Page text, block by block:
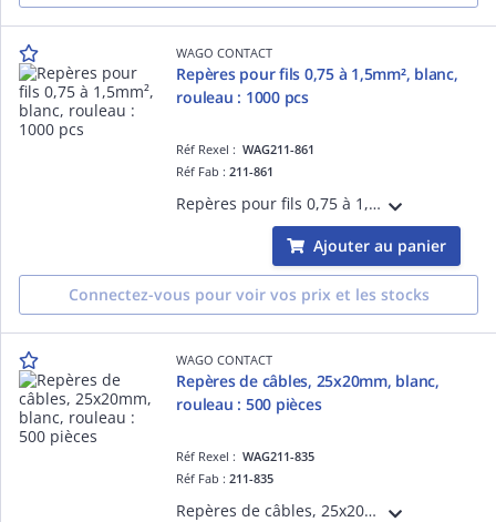
WAGO CONTACT
Repères pour fils 0,75 à 1,5mm², blanc,
rouleau : 1000 pcs
Réf Rexel :WAG211-861
Réf Fab :211-861
Repères pour fils 0,75 à 1,5mm², blanc, rouleau : 1000 pcs
Ajouter au panier
Connectez-vous pour voir vos prix et les stocks
WAGO CONTACT
Repères de câbles, 25x20mm, blanc,
rouleau : 500 pièces
Réf Rexel :WAG211-835
Réf Fab :211-835
Repères de câbles, 25x20mm, blanc, rouleau : 500 pièces